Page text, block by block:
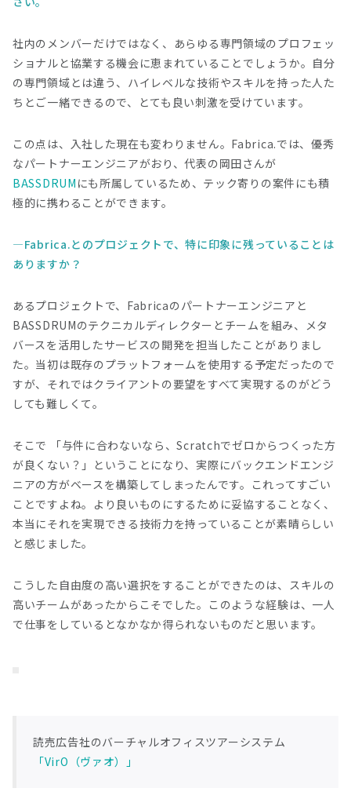
社内のメンバーだけではなく、あらゆる専門領域のプロフェッ
ショナルと協業する機会に恵まれていることでしょうか。自分
の専門領域とは違う、ハイレベルな技術やスキルを持った人た
ちとご一緒できるので、とても良い刺激を受けています。
この点は、入社した現在も変わりません。Fabrica.では、優秀
なパートナーエンジニアがおり、代表の岡田さんが
BASSDRUM にも所属しているため、テック寄りの案件にも積
極的に携わることができます。
Fabrica.とのプロジェクトで、特に印象に残っていることは
ありますか？
あるプロジェクトで、Fabricaのパートナーエンジニアと
BASSDRUMのテクニカルディレクターとチームを組み、メタ
バースを活用したサービスの開発を担当したことがありまし
た。当初は既存のプラットフォームを使用する予定だったので
すが、それではクライアントの要望をすべて実現するのがどう
しても難しくて。
そこで 「与件に合わないなら、Scratchでゼロからつくった方
が良くない？」ということになり、実際にバックエンドエンジ
ニアの方がベースを構築してしまったんです。これってすごい
ことですよね。より良いものにするために妥協することなく、
本当にそれを実現できる技術力を持っていることが素晴らしい
と感じました。
こうした自由度の高い選択をすることができたのは、スキルの
高いチームがあったからこそでした。このような経験は、一人
で仕事をしているとなかなか得られないものだと思います。
読売広告社のバーチャルオフィスツアーシステム
「VirO（ヴァオ）」